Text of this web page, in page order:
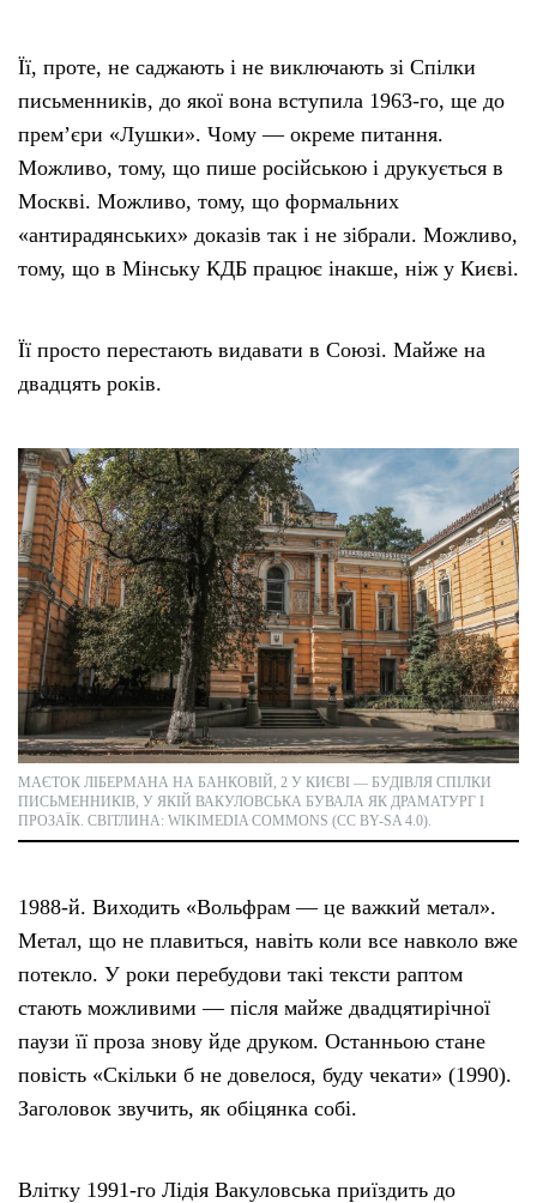
Її, проте, не саджають і не виключають зі Спілки
письменників, до якої вона вступила 1963-го, ще до
премʼєри «Лушки». Чому — окреме питання.
Можливо, тому, що пише російською і друкується в
Москві. Можливо, тому, що формальних
«антирадянських» доказів так і не зібрали. Можливо,
тому, що в Мінську КДБ працює інакше, ніж у Києві.
Її просто перестають видавати в Союзі. Майже на
двадцять років.
МАЄТОК ЛІБЕРМАНА НА БАНКОВІЙ, 2 У КИЄВІ — БУДІВЛЯ СПІЛКИ
ПИСЬМЕННИКІВ, У ЯКІЙ ВАКУЛОВСЬКА БУВАЛА ЯК ДРАМАТУРГ І
ПРОЗАЇК. СВІТЛИНА: WIKIMEDIA COMMONS (CC BY-SA 4.0).
1988-й. Виходить «Вольфрам — це важкий метал».
Метал, що не плавиться, навіть коли все навколо вже
потекло. У роки перебудови такі тексти раптом
стають можливими — після майже двадцятирічної
паузи її проза знову йде друком. Останньою стане
повість «Скільки б не довелося, буду чекати» (1990).
Заголовок звучить, як обіцянка собі.
Влітку 1991-го Лідія Вакуловська приїздить до